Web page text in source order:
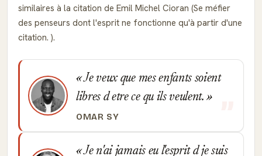
similaires à la citation de Emil Michel Cioran (Se méfier
des penseurs dont l'esprit ne fonctionne qu'à partir d'une
citation. ).
Je veux que mes enfants soient
libres d etre ce qu ils veulent.
OMAR SY
Je n'ai jamais eu l'esprit d je suis